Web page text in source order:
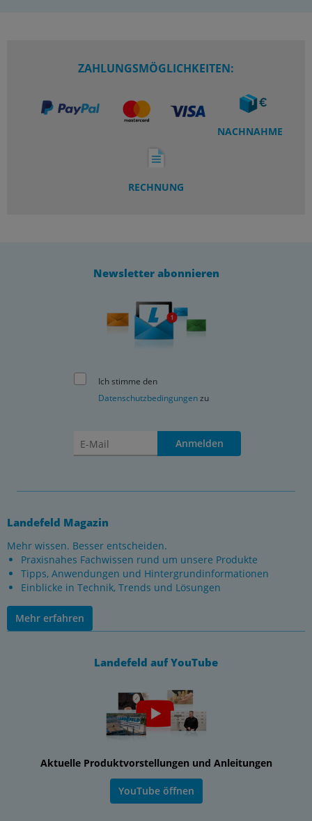
ZAHLUNGSMÖGLICHKEITEN:
NACHNAHME
RECHNUNG
Newsletter abonnieren
Ich stimme den
Datenschutzbedingungenzu
Anmelden
Landefeld Magazin
Mehr wissen. Besser entscheiden.
Praxisnahes Fachwissen rund um unsere Produkte
Tipps, Anwendungen und Hintergrundinformationen
Einblicke in Technik, Trends und Lösungen
Mehr erfahren
Landefeld auf YouTube
Aktuelle Produktvorstellungen und Anleitungen
YouTube öffnen